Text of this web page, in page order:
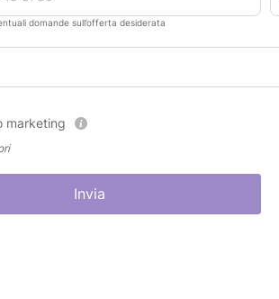
domande sull’offerta desiderata
marketing
Invia